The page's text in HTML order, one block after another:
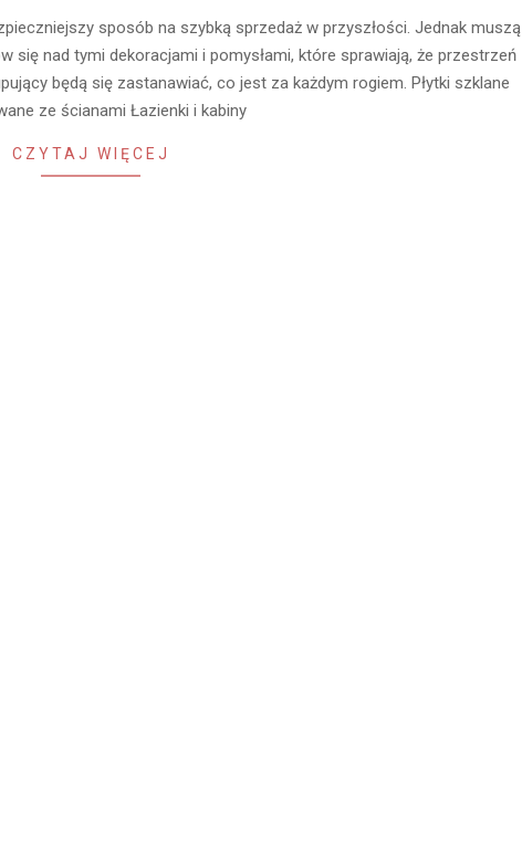
sposób na szybką sprzedaż w przyszłości. Jednak muszą
się nad tymi dekoracjami i pomysłami, które sprawiają, że przestrzeń
będą się zastanawiać, co jest za każdym rogiem. Płytki szklane
ze ścianami Łazienki i kabiny
CZYTAJ WIĘCEJ